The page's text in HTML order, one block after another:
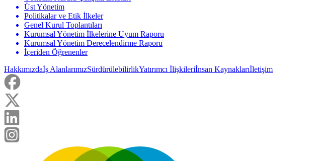
Üst Yönetim
Politikalar ve Etik İlkeler
Genel Kurul Toplantıları
Kurumsal Yönetim İlkelerine Uyum Raporu
Kurumsal Yönetim Derecelendirme Raporu
İçeriden Öğrenenler
Hakkımızdaİş AlanlarımızSürdürülebilirlikYatırımcı İlişkileriİnsan Kaynaklarıİletişim